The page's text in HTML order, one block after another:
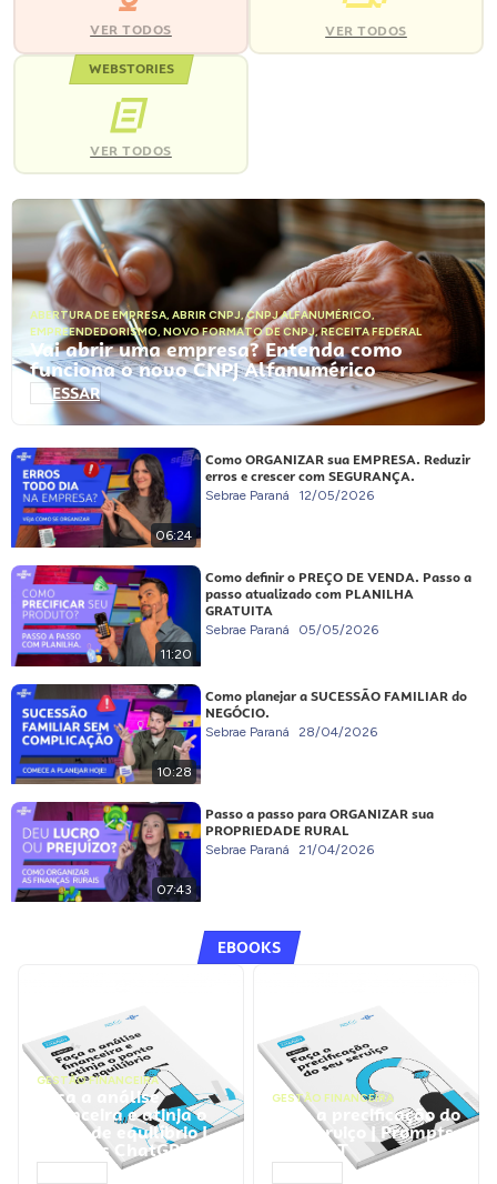
VER TODOS VER TODOS
WEBSTORIES
VER TODOS
ABERTURA DE EMPRESA, ABRIR CNPJ,CNPJ ALFANUMÉRICO,
EMPREENDEDORISMO, NOVO FORMATO DE CNPJ,RECEITA FEDERAL
Vai abrir uma empresa? Entenda como
funciona o novo CNPJ Alfanumérico
ACESSAR
06:24
Como ORGANIZAR sua EMPRESA. Reduzir
erros e crescer com SEGURANÇA.
Sebrae Paraná 12/05/2026
11:20
Como definir o PREÇO DE VENDA. Passo a
passo atualizado com PLANILHA
GRATUITA
Sebrae Paraná 05/05/2026
10:28
Como planejar a SUCESSÃO FAMILIAR do
NEGÓCIO.
Sebrae Paraná 28/04/2026
07:43
Passo a passo para ORGANIZAR sua
PROPRIEDADE RURAL
Sebrae Paraná 21/04/2026
EBOOKS
GESTÃO FINANCEIRA
Faça a análise
financeira e atinja o
ponto de equilíbrio |
Prompts ChatGPT
GESTÃO FINANCEIRA
Faça a precificação do
seu serviço | Prompts
ChatGPT